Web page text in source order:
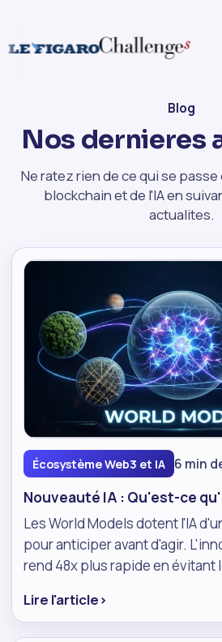
Blog
Nos dernieres
Ne ratez rien de ce qui se passe
blockchain et de l'IA en
actualites.
Écosystème Web3 et IA 6 min
Nouveauté IA : Qu'est-ce
Les World Models dotent l'IA
pour anticiper avant d'agir.
rend 48x plus rapide en évitant
Lire l'article›